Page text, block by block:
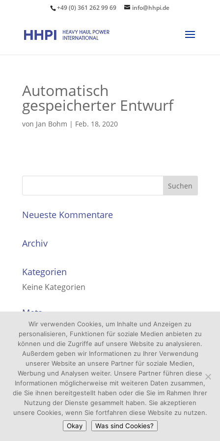
+49 (0) 361 262 99 69 info@hhpi.de
Automatisch
gespeicherter Entwurf
von Jan Bohm | Feb. 18, 2020
Neueste Kommentare
Archiv
Kategorien
Keine Kategorien
Meta
Anmelden
Eintrags-Feed
Kommentar-Feed
WordPress.org
Wir verwenden Cookies, um Inhalte und Anzeigen zu
personalisieren, Funktionen für soziale Medien anbieten zu
können und die Zugriffe auf unsere Website zu analysieren.
Außerdem geben wir Informationen zu Ihrer Verwendung
unserer Website an unsere Partner für soziale Medien,
Werbung und Analysen weiter. Unsere Partner führen diese
Informationen möglicherweise mit weiteren Daten zusammen,
die Sie ihnen bereitgestellt haben oder die Sie im Rahmen Ihrer
Nutzung der Dienste gesammelt haben. Sie akzeptieren
unsere Cookies, wenn Sie fortfahren diese Website zu nutzen.
Okay
Was sind Cookies?